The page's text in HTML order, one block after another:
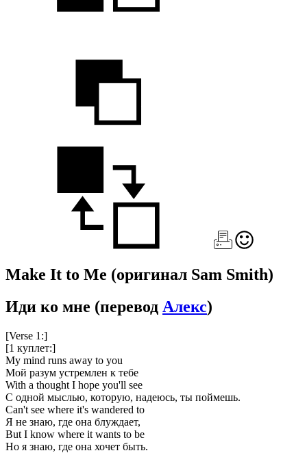
Make It to Me (оригинал Sam Smith)
Иди ко мне (перевод Алекс)
[Verse 1:]
[1 куплет:]
My mind runs away to you
Мой разум устремлен к тебе
With a thought I hope you'll see
С одной мыслью, которую, надеюсь, ты поймешь.
Can't see where it's wandered to
Я не знаю, где она блуждает,
But I know where it wants to be
Но я знаю, где она хочет быть.